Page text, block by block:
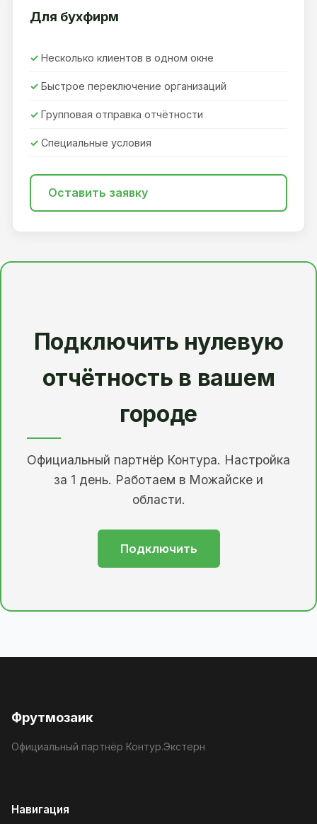
Для бухфирм
Несколько клиентов в одном окне
Быстрое переключение организаций
Групповая отправка отчётности
Специальные условия
Оставить заявку
Подключить нулевую
отчётность в вашем
городе
Официальный партнёр Контура. Настройка
за 1 день. Работаем в Можайске и
области.
Подключить
Фрутмозаик
Официальный партнёр Контур.Экстерн
Навигация